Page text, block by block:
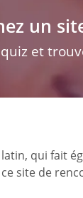
un
et
qui fait
site de